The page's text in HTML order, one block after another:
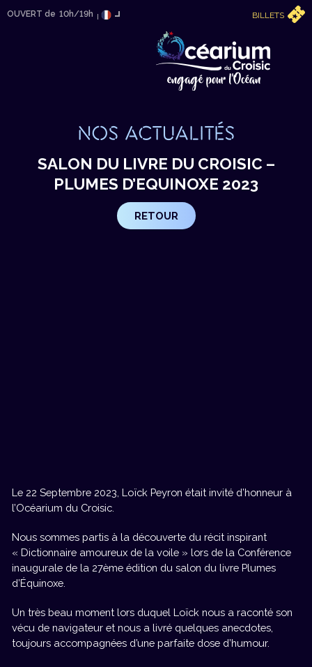
BILLETS
OUVERT de 10h/19h
NOS ACTUALITÉS
SALON DU LIVRE DU CROISIC –
PLUMES D’EQUINOXE 2023
RETOUR
Le 22 Septembre 2023, Loïck Peyron était invité d’honneur à
l’Océarium du Croisic.
Nous sommes partis à la découverte du récit inspirant
« Dictionnaire amoureux de la voile » lors de la Conférence
inaugurale de la 27ème édition du salon du livre Plumes
d’Équinoxe.
Un très beau moment lors duquel Loïck nous a raconté son
vécu de navigateur et nous a livré quelques anecdotes,
toujours accompagnées d’une parfaite dose d’humour.